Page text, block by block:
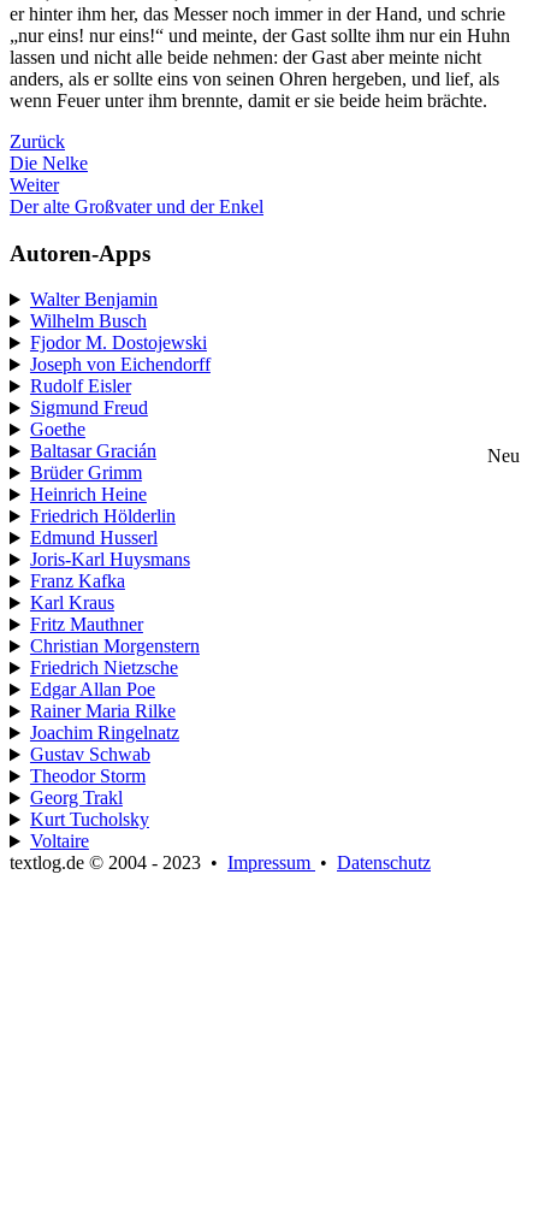
er hinter ihm her, das Messer noch immer in der Hand, und schrie
„nur eins! nur eins!“ und meinte, der Gast sollte ihm nur ein Huhn
lassen und nicht alle beide nehmen: der Gast aber meinte nicht
anders, als er sollte eins von seinen Ohren hergeben, und lief, als
wenn Feuer unter ihm brennte, damit er sie beide heim brächte.
Zurück
Die Nelke
Weiter
Der alte Großvater und der Enkel
Autoren-Apps
Walter Benjamin
Wilhelm Busch
Fjodor M. Dostojewski
Joseph von Eichendorff
Rudolf Eisler
Sigmund Freud
Goethe
Baltasar Gracián
Neu
Brüder Grimm
Heinrich Heine
Friedrich Hölderlin
Edmund Husserl
Joris-Karl Huysmans
Franz Kafka
Karl Kraus
Fritz Mauthner
Christian Morgenstern
Friedrich Nietzsche
Edgar Allan Poe
Rainer Maria Rilke
Joachim Ringelnatz
Gustav Schwab
Theodor Storm
Georg Trakl
Kurt Tucholsky
Voltaire
textlog.de © 2004 - 2023 • Impressum • Datenschutz